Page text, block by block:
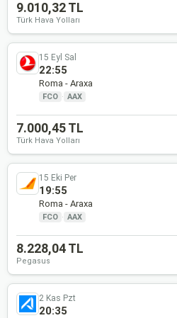
9.010,32 TL
Türk Hava Yolları
15 Eyl Sal
22:55
Roma - Araxa
FCO · AAX
7.000,45 TL
Türk Hava Yolları
15 Eki Per
19:55
Roma - Araxa
FCO · AAX
8.228,04 TL
Pegasus
2 Kas Pzt
20:35